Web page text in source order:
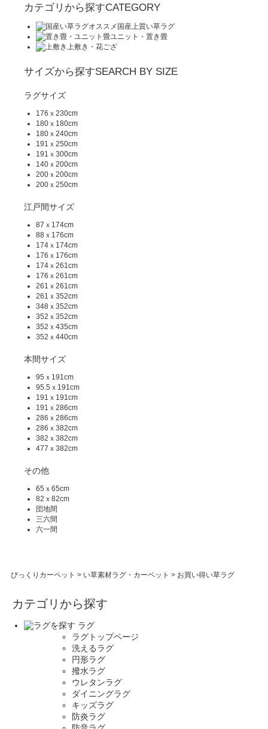
カテゴリから探すCATEGORY
オススメ 国産上質い草ラグ
ユニット・置き畳
上敷き・花ござ
サイズから探すSEARCH BY SIZE
ラグサイズ
176ｘ230cm
180ｘ180cm
180ｘ240cm
191ｘ250cm
191ｘ300cm
140ｘ200cm
200ｘ200cm
200ｘ250cm
江戸間サイズ
87ｘ174cm
88ｘ176cm
174ｘ174cm
176ｘ176cm
174ｘ261cm
176ｘ261cm
261ｘ261cm
261ｘ352cm
348ｘ352cm
352ｘ352cm
352ｘ435cm
352ｘ440cm
本間サイズ
95ｘ191cm
95.5ｘ191cm
191ｘ191cm
191ｘ286cm
286ｘ286cm
286ｘ382cm
382ｘ382cm
477ｘ382cm
その他
65ｘ65cm
82ｘ82cm
団地間
三六間
六一間
びっくりカーペット > い草素材ラグ・カーペット > お買い得い草ラグ
カテゴリから探す
ラグ
ラグトップページ
洗えるラグ
円形ラグ
撥水ラグ
ウレタンラグ
ダイニングラグ
キッズラグ
防炎ラグ